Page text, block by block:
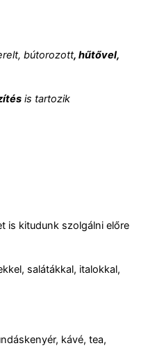
bútorozott, hűtővel,
is tartozik
is kitudunk szolgálni előre
salátákkal, italokkal,
kávé, tea,